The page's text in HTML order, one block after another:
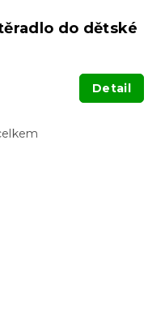
do dětské
Detail